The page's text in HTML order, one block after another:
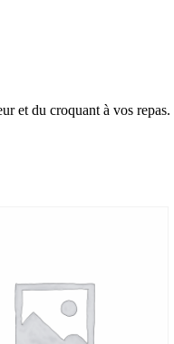
et du croquant à vos